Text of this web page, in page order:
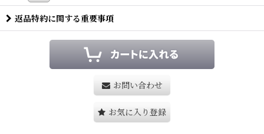
返品特約に関する重要事項
お問い合わせ
お気に入り登録